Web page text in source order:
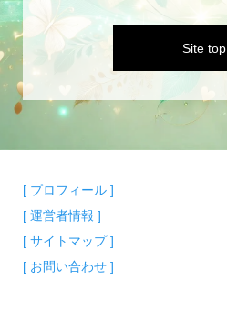
Site top
[ プロフィール ]
[ 運営者情報 ]
[ サイトマップ ]
[ お問い合わせ ]